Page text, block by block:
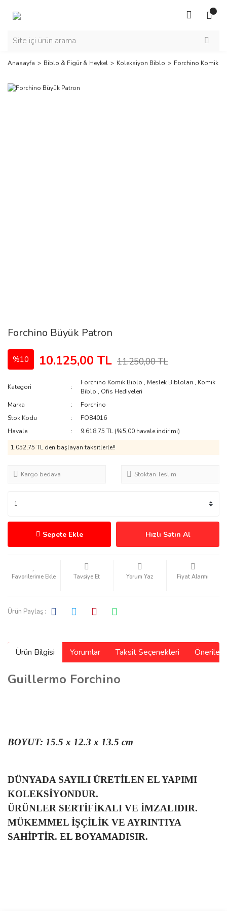
Anasayfa Biblo & Figür & Heykel Koleksiyon Biblo Forchino Komik
Forchino Büyük Patron
%10 10.125,00 TL 11.250,00 TL
Kategori
Forchino Komik Biblo , Meslek Bibloları , Komik
Biblo , Ofis Hediyeleri
Marka
Forchino
Stok Kodu
FO84016
Havale
9.618,75 TL (%5,00 havale indirimi)
1.052,75 TL den başlayan taksitlerle!!
Kargo bedava Stoktan Teslim
Sepete Ekle Hızlı Satın Al
Tavsiye Et Yorum Yaz Fiyat Alarmı
Ürün Paylaş :
Ürün Bilgisi Yorumlar Taksit Seçenekleri
Guillermo Forchino
BOYUT: 15.5 x 12.3 x 13.5 cm
DÜNYADA SAYILI ÜRETİLEN EL YAPIMI
KOLEKSİYONDUR.
ÜRÜNLER SERTİFİKALI VE İMZALIDIR.
MÜKEMMEL İŞÇİLİK VE AYRINTIYA
SAHİPTİR. EL BOYAMADISIR.